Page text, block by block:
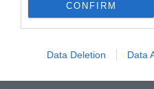
CONFIRM
Data Deletion Data
investigación del
ingente material
por Redacción